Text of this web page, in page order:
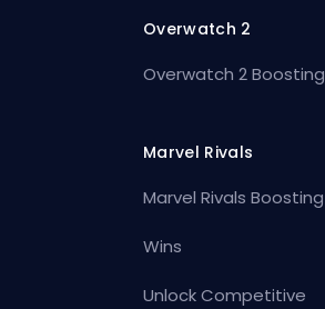
Overwatch 2
Overwatch 2 Boosting
Marvel Rivals
Marvel Rivals Boosting
Wins
Unlock Competitive